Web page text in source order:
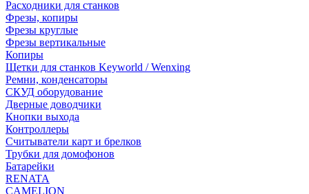
Расходники для станков
Фрезы, копиры
Фрезы круглые
Фрезы вертикальные
Копиры
Щетки для станков Keyworld / Wenxing
Ремни, конденсаторы
СКУД оборудование
Дверные доводчики
Кнопки выхода
Контроллеры
Считыватели карт и брелков
Трубки для домофонов
Батарейки
RENATA
CAMELION